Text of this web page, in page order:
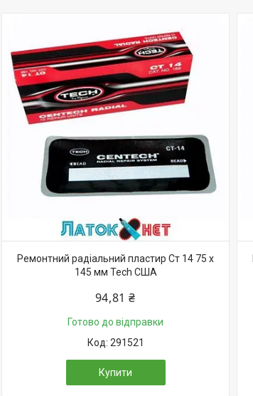
Ремонтний радіальний пластир Ст 14 75 х
145 мм Tech США
94,81 ₴
Готово до відправки
291521
Купити